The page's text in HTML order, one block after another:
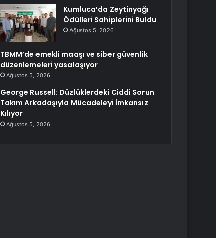
Kumluca’da Zeytinyağı
Ödülleri Sahiplerini Buldu
Ağustos 5, 2026
TBMM’de emekli maaşı ve siber güvenlik
düzenlemeleri yasalaşıyor
Ağustos 5, 2026
George Russell: Düzlüklerdeki Ciddi Sorun
Takım Arkadaşıyla Mücadeleyi İmkansız
Kılıyor
Ağustos 5, 2026